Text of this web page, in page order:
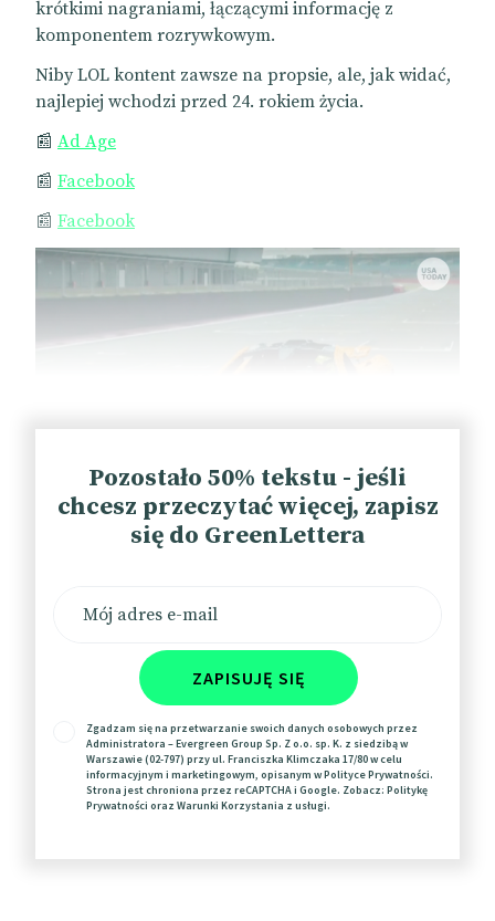
krótkimi nagraniami, łączącymi informację z
komponentem rozrywkowym.
Niby LOL kontent zawsze na propsie, ale, jak widać,
najlepiej wchodzi przed 24. rokiem życia.
📰 Ad Age
📰 Facebook
📰 Facebook
Rosnącą pozycję TikToka – choć w innym segmencie
– potwierdza również badanie Pew Research Center.
Okazuje się, że odsetek dorosłych Amerykanów,
którzy korzystają z aplikacji jako platformy
newsowej wzrósł z 3 proc. w 2020 r. do 17 proc.
według danych z sierpnia br.
Pozostało 50% tekstu - jeśli
chcesz przeczytać więcej, zapisz
się do GreenLettera
ZAPISUJĘ SIĘ
Zgadzam się na przetwarzanie swoich danych osobowych przez
Administratora – Evergreen Group Sp. Z o.o. sp. K. z siedzibą w
Warszawie (02-797) przy ul. Franciszka Klimczaka 17/80 w celu
informacyjnym i marketingowym, opisanym wPolityce Prywatności.
Strona jest chroniona przez reCAPTCHA i Google. Zobacz: Politykę
Prywatności oraz Warunki Korzystania z usługi.